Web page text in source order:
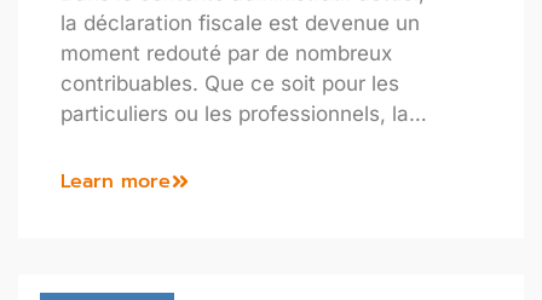
la déclaration fiscale est devenue un
moment redouté par de nombreux
contribuables. Que ce soit pour les
particuliers ou les professionnels, la…
Learn more